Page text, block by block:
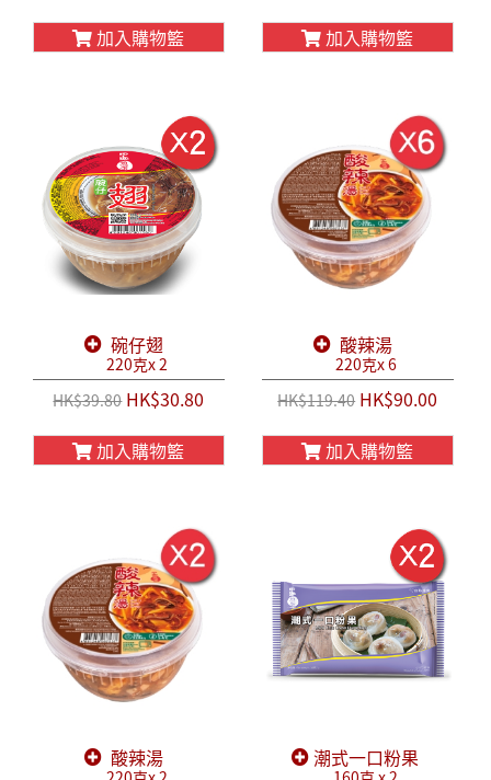
加入購物籃
加入購物籃
碗仔翅
220克x 2
HK$39.80HK$30.80
加入購物籃
酸辣湯
220克x 6
HK$119.40HK$90.00
加入購物籃
酸辣湯 潮式一口粉果